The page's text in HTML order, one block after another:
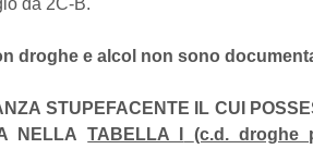
da 2C-B.
droghe e alcol non sono
STUPEFACENTE IL CUI
NELLATABELLA I (c.d. droghe